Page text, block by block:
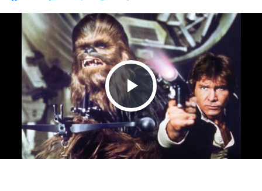
Play Video